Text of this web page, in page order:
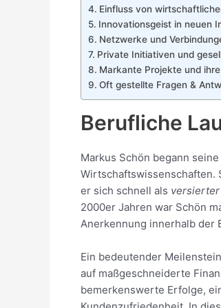
Einfluss von
Innovationsgeist in neuen
Netzwerke und
Private Initiativen und
Markante Projekte und
Oft gestellte Fragen &
Berufliche
Markus Schön begann seine
Wirtschaftswissenschaften.
er sich schnell als
2000er Jahren war Schön
Anerkennung innerhalb der
Ein bedeutender
auf maßgeschneiderte
bemerkenswerte Erfolge,